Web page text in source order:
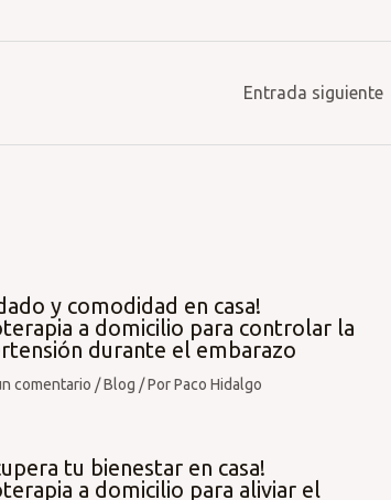
Entrada siguiente
y comodidad en casa!
a domicilio para controlar la
durante el embarazo
comentario /Blog / PorPaco Hidalgo
tu bienestar en casa!
a domicilio para aliviar el